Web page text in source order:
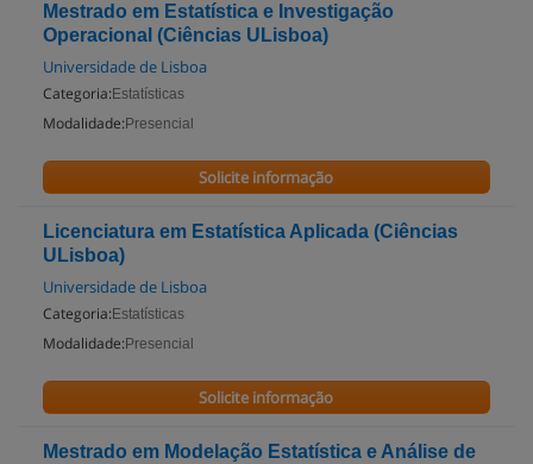
Mestrado em Estatística e Investigação
Operacional (Ciências ULisboa)
Universidade de Lisboa
Categoria: Estatísticas
Modalidade: Presencial
Solicite informação
Licenciatura em Estatística Aplicada (Ciências
ULisboa)
Universidade de Lisboa
Categoria: Estatísticas
Modalidade: Presencial
Solicite informação
Mestrado em Modelação Estatística e Análise de